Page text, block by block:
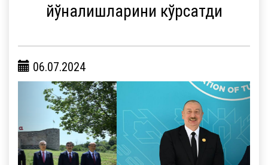
йўналишларини кўрсатди
06.07.2024